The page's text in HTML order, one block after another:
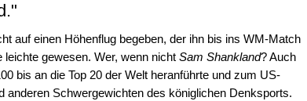
auf einen Höhenflug begeben, der ihn bis ins WM-Match
gewesen. Wer, wenn nicht Sam Shankland? Auch
bis an die Top 20 der Welt heranführte und zum US-
Schwergewichten des königlichen Denksports.